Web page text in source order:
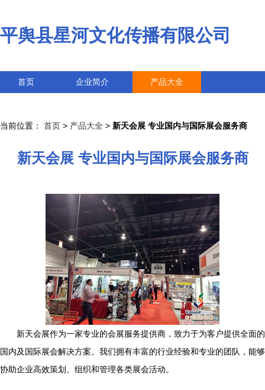
平舆县星河文化传播有限公司
首页 企业简介 产品大全
当前位置： 首页 > 产品大全 > 新天会展 专业国内与国际展会服务商
新天会展 专业国内与国际展会服务商
新天会展作为一家专业的会展服务提供商，致力于为客户提供全面的
国内及国际展会解决方案。我们拥有丰富的行业经验和专业的团队，能够
协助企业高效策划、组织和管理各类展会活动。